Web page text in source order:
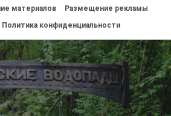
материалов
Размещение рекламы
Политика конфиденциальности